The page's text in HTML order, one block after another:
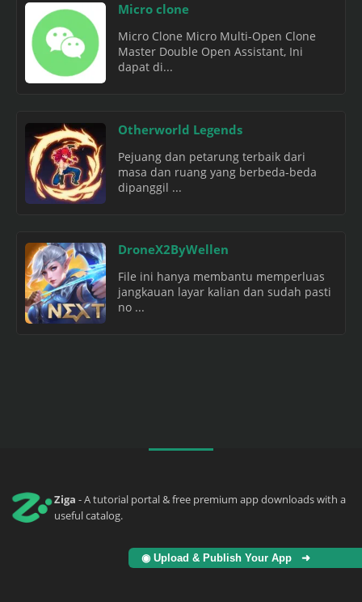
Micro clone
Micro Clone Micro Multi-Open Clone
Master Double Open Assistant, Ini
dapat di...
Otherworld Legends
Pejuang dan petarung terbaik dari
masa dan ruang yang berbeda-beda
dipanggil ...
DroneX2ByWellen
File ini hanya membantu memperluas
jangkauan layar kalian dan sudah pasti
no ...
Ziga - A tutorial portal & free premium app downloads with a
useful catalog.
◉ Upload & Publish Your App ➜